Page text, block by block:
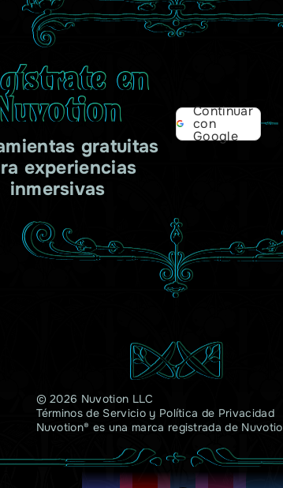
en
gratuitas
experiencias
inmersivas
Continuar
con
Google
© 2026 Nuvotion LLC
Términos de Servicioy Política de Privacidad
Nuvotion® es una marca registrada de